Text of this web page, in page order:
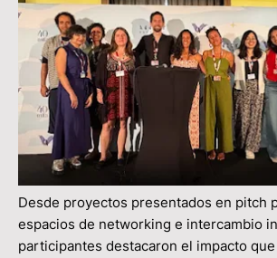
Desde proyectos presentados en pitch
espacios de networking e intercambio
participantes destacaron el impacto